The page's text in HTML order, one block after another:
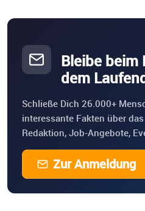
Bleibe beim
dem
Schließe Dich 26.000+
interessante Fakten über
Redaktion, Job-Angebote,
Zur Anmeldung